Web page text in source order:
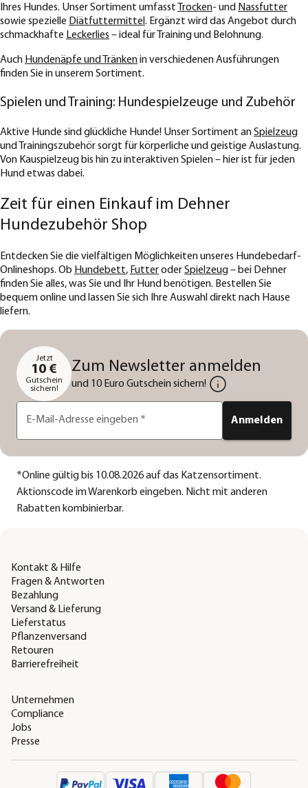
Ihres Hundes. Unser Sortiment umfasst
Trocken- und Nassfutter
sowie spezielle Diätfuttermittel . Ergänzt wird das Angebot durch
schmackhafte Leckerlies – ideal für Training und Belohnung.
Auch Hundenäpfe und Tränkenin verschiedenen Ausführungen
finden Sie in unserem Sortiment.
Spielen und Training: Hundespielzeuge und Zubehör
Aktive Hunde sind glückliche Hunde! Unser Sortiment anSpielzeug
und Trainingszubehör sorgt für körperliche und geistige Auslastung.
Von Kauspielzeug bis hin zu interaktiven Spielen – hier ist für jeden
Hund etwas dabei.
Zeit für einen Einkauf im Dehner
Hundezubehör Shop
Entdecken Sie die vielfältigen Möglichkeiten unseres Hundebedarf-
Onlineshops. Ob Hundebett, FutteroderSpielzeug– bei Dehner
finden Sie alles, was Sie und Ihr Hund benötigen. Bestellen Sie
bequem online und lassen Sie sich Ihre Auswahl direkt nach Hause
liefern.
Jetzt
10 €
Gutschein
sichern!
Zum Newsletter anmelden
und 10 Euro Gutschein sichern!
E-Mail-Adresse eingeben * Anmelden
*Online gültig bis 10.08.2026 auf das Katzensortiment.
Aktionscode im Warenkorb eingeben. Nicht mit anderen
Rabatten kombinierbar.
Kontakt & Hilfe
Fragen & Antworten
Bezahlung
Versand & Lieferung
Lieferstatus
Pflanzenversand
Retouren
Barrierefreiheit
Unternehmen
Compliance
Jobs
Presse